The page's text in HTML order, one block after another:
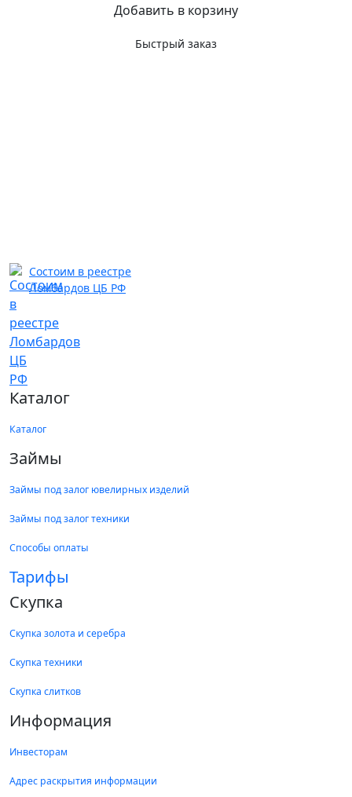
Добавить в корзину
Быстрый заказ
Состоим в реестре
Ломбардов ЦБ РФ
Каталог
Каталог
Займы
Займы под залог ювелирных изделий
Займы под залог техники
Способы оплаты
Тарифы
Скупка
Скупка золота и серебра
Скупка техники
Скупка слитков
Информация
Инвесторам
Адрес раскрытия информации